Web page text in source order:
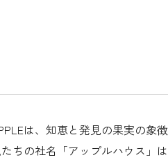
は、知恵と発見の果実の象
ちの社名「アップルハウス」